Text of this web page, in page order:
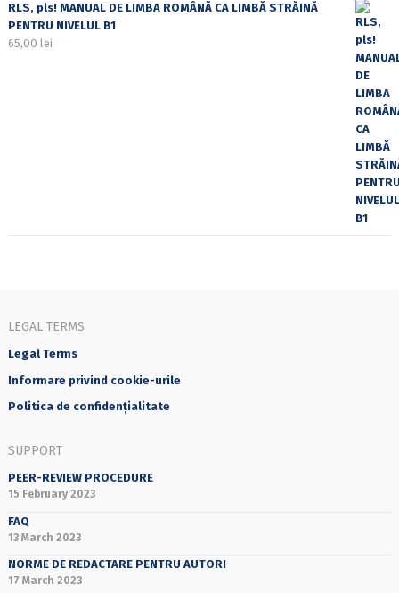
RLS, pls! MANUAL DE LIMBA ROMÂNĂ CA LIMBĂ STRĂINĂ
PENTRU NIVELUL B1
65,00 lei
LEGAL TERMS
Legal Terms
Informare privind cookie-urile
Politica de confidențialitate
SUPPORT
PEER-REVIEW PROCEDURE
15 February 2023
FAQ
13 March 2023
NORME DE REDACTARE PENTRU AUTORI
17 March 2023